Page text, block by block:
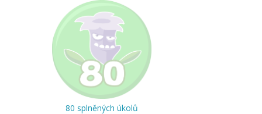
80 splněných úkolů